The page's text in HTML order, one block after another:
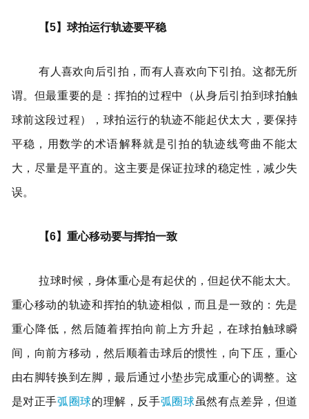
【5】球拍运行轨迹要平稳
有人喜欢向后引拍，而有人喜欢向下引拍。这都无所
谓。但最重要的是：挥拍的过程中（从身后引拍到球拍触
球前这段过程），球拍运行的轨迹不能起伏太大，要保持
平稳，用数学的术语解释就是引拍的轨迹线弯曲不能太
大，尽量是平直的。这主要是保证拉球的稳定性，减少失
误。
【6】重心移动要与挥拍一致
拉球时候，身体重心是有起伏的，但起伏不能太大。
重心移动的轨迹和挥拍的轨迹相似，而且是一致的：先是
重心降低，然后随着挥拍向前上方升起，在球拍触球瞬
间，向前方移动，然后顺着击球后的惯性，向下压，重心
由右脚转换到左脚，最后通过小垫步完成重心的调整。这
是对正手弧圈球的理解，反手弧圈球虽然有点差异，但道